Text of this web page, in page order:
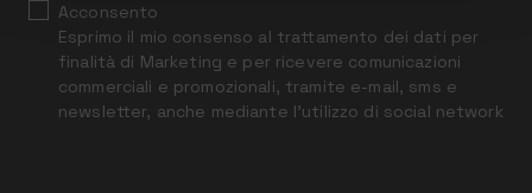
Acconsento
Esprimo il mio consenso al trattamento dei dati per
finalità di Marketing e per ricevere comunicazioni
commerciali e promozionali, tramite e-mail, sms e
newsletter, anche mediante l’utilizzo di social network